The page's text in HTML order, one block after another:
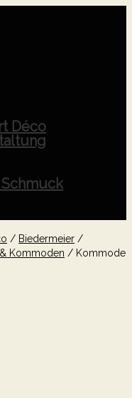
Déco
/ Biedermeier /
Kommoden / Kommode